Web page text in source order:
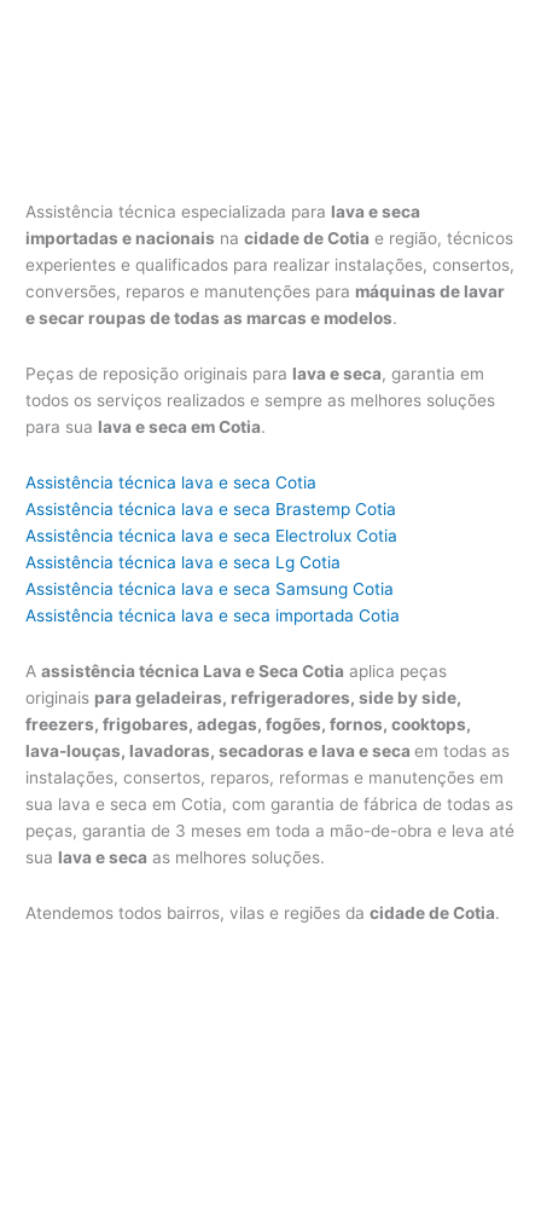
Assistência técnica especializada para lava e seca
importadas e nacionais nacidade de Cotia e região, técnicos
experientes e qualificados para realizar instalações, consertos,
conversões, reparos e manutenções para máquinas de lavar
e secar roupas de todas as marcas e modelos.
Peças de reposição originais para lava e seca, garantia em
todos os serviços realizados e sempre as melhores soluções
para sua lava e seca em Cotia.
Assistência técnica lava e seca Cotia
Assistência técnica lava e seca Brastemp Cotia
Assistência técnica lava e seca Electrolux Cotia
Assistência técnica lava e seca Lg Cotia
Assistência técnica lava e seca Samsung Cotia
Assistência técnica lava e seca importada Cotia
Aassistência técnica Lava e Seca Cotia aplica peças
originais para geladeiras, refrigeradores, side by side,
freezers, frigobares, adegas, fogões, fornos, cooktops,
lava-louças, lavadoras, secadoras e lava e secaem todas as
instalações, consertos, reparos, reformas e manutenções em
sua lava e seca em Cotia, com garantia de fábrica de todas as
peças, garantia de 3 meses em toda a mão-de-obra e leva até
sua lava e seca as melhores soluções.
Atendemos todos bairros, vilas e regiões dacidade de Cotia.